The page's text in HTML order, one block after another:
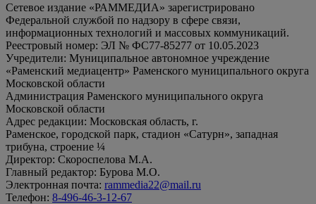
Сетевое издание «РАММЕДИА» зарегистрировано
Федеральной службой по надзору в сфере связи,
информационных технологий и массовых коммуникаций.
Реестровый номер: ЭЛ № ФС77-85277 от 10.05.2023
Учредители: Муниципальное автономное учреждение
«Раменский медиацентр» Раменского муниципального округа
Московской области
Администрация Раменского муниципального округа
Московской области
Адрес редакции: Московская область, г.
Раменское, городской парк, стадион «Сатурн», западная
трибуна, строение ¼
Директор: Скороспелова М.А.
Главный редактор: Бурова М.О.
Электронная почта: rammedia22@mail.ru
Телефон: 8-496-46-3-12-67